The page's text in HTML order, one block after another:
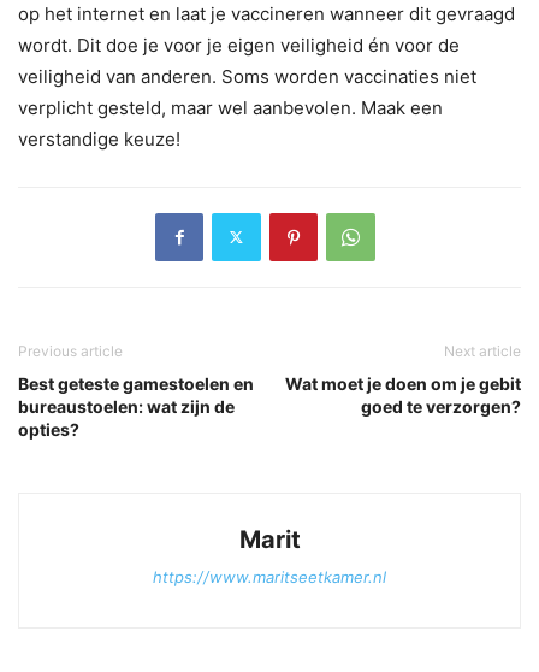
op het internet en laat je vaccineren wanneer dit gevraagd
wordt. Dit doe je voor je eigen veiligheid én voor de
veiligheid van anderen. Soms worden vaccinaties niet
verplicht gesteld, maar wel aanbevolen. Maak een
verstandige keuze!
Previous article
Best geteste gamestoelen en
bureaustoelen: wat zijn de
opties?
Next article
Wat moet je doen om je gebit
goed te verzorgen?
Marit
https://www.maritseetkamer.nl